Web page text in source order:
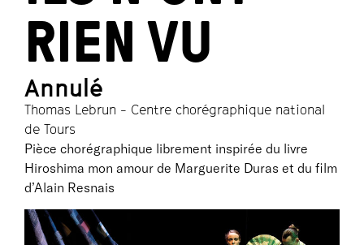
RIEN VU
Annulé
Thomas Lebrun - Centre chorégraphique national
de Tours
Pièce chorégraphique librement inspirée du livre
Hiroshima mon amour de Marguerite Duras et du film
d’Alain Resnais